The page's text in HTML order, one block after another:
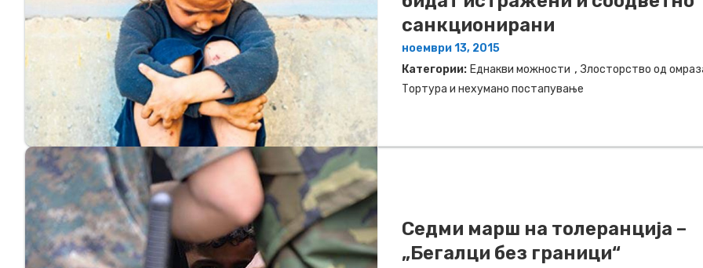
санкционирани
ноември 13, 2015
Категории: Еднакви можности ,Злосторство од
Тортура и нехумано постапување
Седми марш на толеранција –
„Бегалци без граници“